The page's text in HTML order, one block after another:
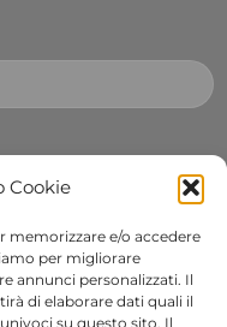
Cookie
memorizzare e/o accedere
per migliorare
annunci personalizzati. Il
di elaborare dati quali il
su questo sito. Il
di ricevere le